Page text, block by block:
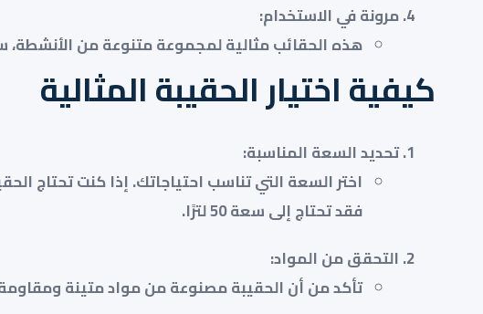
مرونة في الاستخدام:
هذه الحقائب مثالية لمجموعة متنوعة من الأنشطة،
كيفية اختيار الحقيبة المثالية
تحديد السعة المناسبة:
فقد تحتاج إلى سعة 50 لترًا.
التحقق من المواد:
تأكد من أن الحقيبة مصنوعة من مواد متينة ومقاومة